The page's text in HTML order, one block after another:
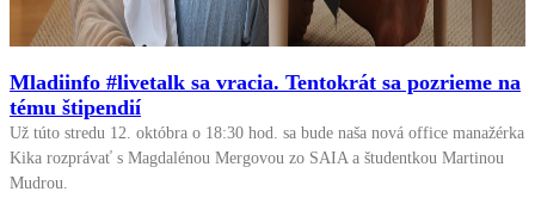
Mladiinfo #livetalk sa vracia. Tentokrát sa pozrieme na
tému štipendií
Už túto stredu 12. októbra o 18:30 hod. sa bude naša nová office manažérka
Kika rozprávať s Magdalénou Mergovou zo SAIA a študentkou Martinou
Mudrou.